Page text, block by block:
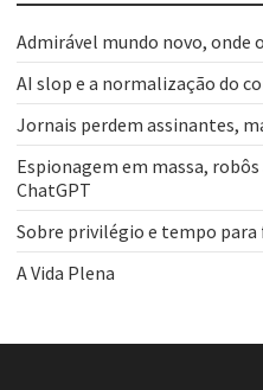
Admirável mundo novo, onde
AI slop e a normalização do
Jornais perdem assinantes,
Espionagem em massa, robôs
ChatGPT
Sobre privilégio e tempo para
A Vida Plena